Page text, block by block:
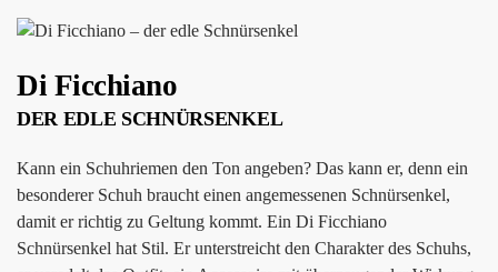
Di Ficchiano
DER EDLE SCHNÜRSENKEL
Kann ein Schuhriemen den Ton angeben? Das kann er, denn ein
besonderer Schuh braucht einen angemessenen Schnürsenkel,
damit er richtig zu Geltung kommt. Ein Di Ficchiano
Schnürsenkel hat Stil. Er unterstreicht den Charakter des Schuhs,